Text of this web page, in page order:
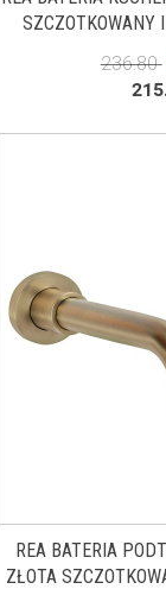
SZCZOTKOWANY
236.80
REA BATERIA
ZŁOTA